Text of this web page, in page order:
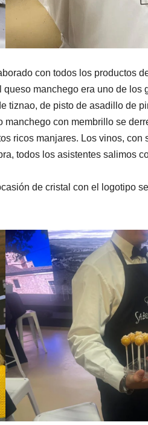
con todos los productos
manchego era uno de los
tiznao, de pisto de asadillo de
con membrillo se
ricos manjares. Los vinos, con
todos los asistentes salimos
de cristal con el logotipo